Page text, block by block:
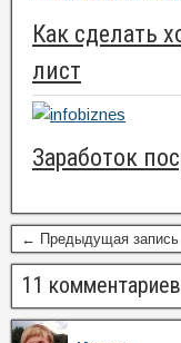
Как сделать
лист
Заработок
← Предыдущая запись
11 комментариев